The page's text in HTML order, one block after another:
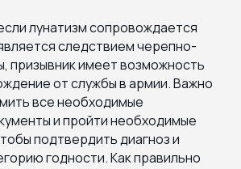
лунатизм сопровождается
следствием черепно-
призывник имеет возможность
от службы в армии. Важно
все необходимые
и пройти необходимые
подтвердить диагноз и
годности. Как правильно